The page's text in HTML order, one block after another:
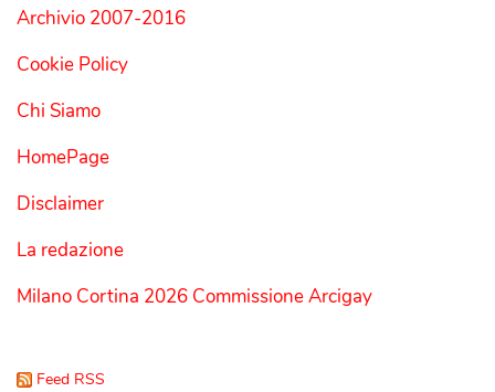
Archivio 2007-2016
Cookie Policy
Chi Siamo
HomePage
Disclaimer
La redazione
Milano Cortina 2026 Commissione Arcigay
Feed RSS